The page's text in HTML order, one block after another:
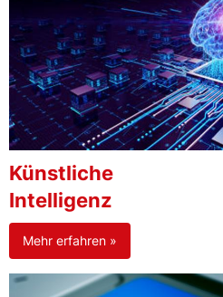
Künstliche
Intelligenz
Mehr erfahren »